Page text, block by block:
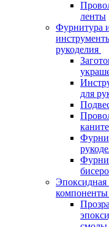
ленты
Фурнитура
рукоделия
для
Эпоксидная
компоненты